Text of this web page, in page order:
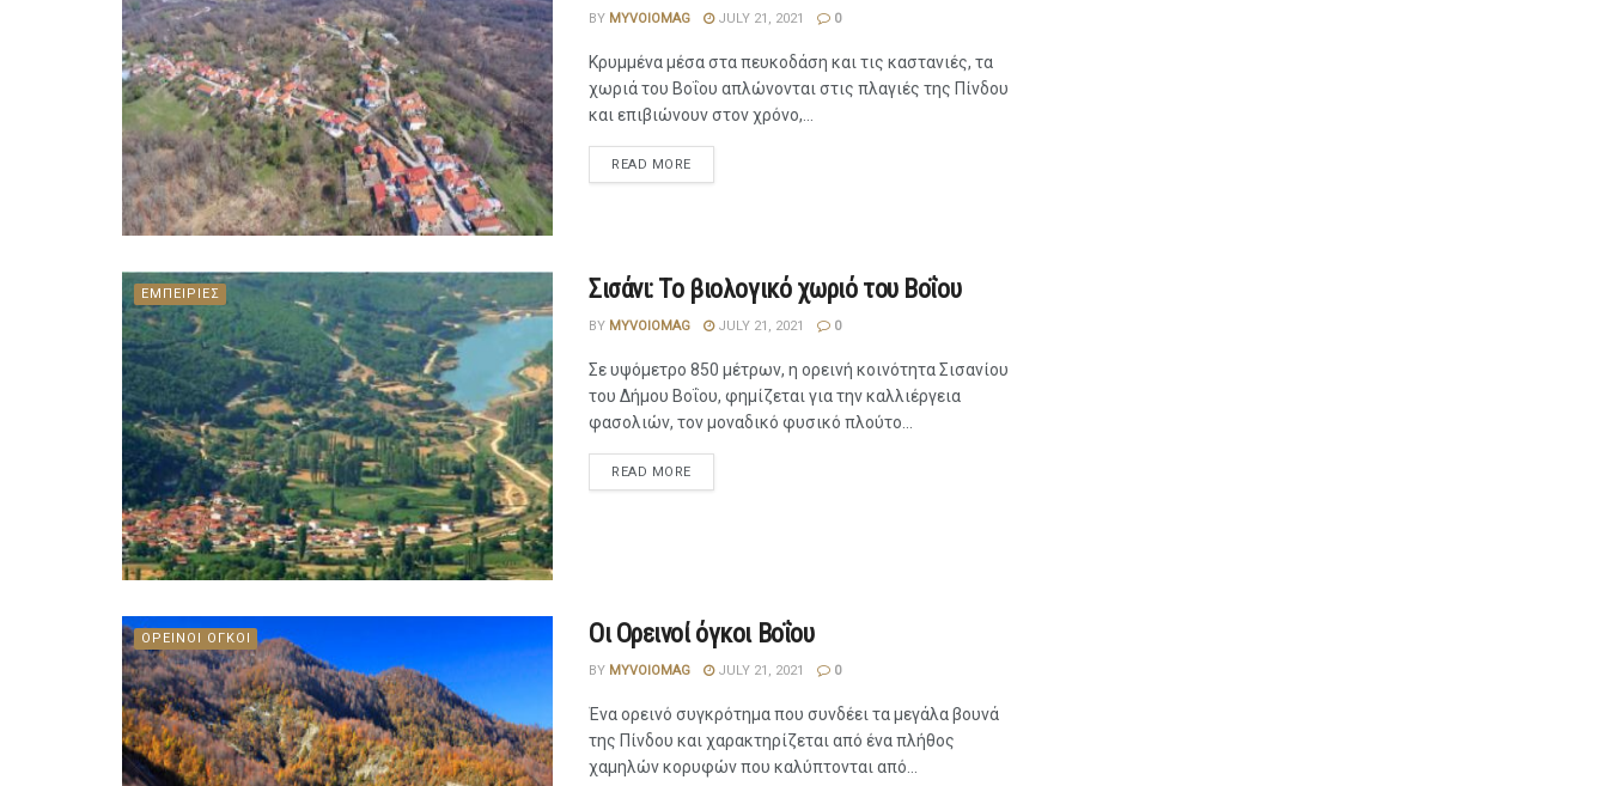
BY MYVOIOMAG JULY 21, 2021 0
Κρυμμένα μέσα στα πευκοδάση και τις καστανιές, τα
χωριά του Βοΐου απλώνονται στις πλαγιές της Πίνδου
και επιβιώνουν στον χρόνο,...
READ MORE
ΕΜΠΕΙΡΙΕΣ Σισάνι: Το βιολογικό χωριό του Βοΐου
BY MYVOIOMAG JULY 21, 2021 0
Σε υψόμετρο 850 μέτρων, η ορεινή κοινότητα Σισανίου
του Δήμου Βοΐου, φημίζεται για την καλλιέργεια
φασολιών, τον μοναδικό φυσικό πλούτο...
READ MORE
ΟΡΕΙΝΟΙ ΟΓΚΟΙ Οι Ορεινοί όγκοι Βοΐου
BY MYVOIOMAG JULY 21, 2021 0
Ένα ορεινό συγκρότημα που συνδέει τα μεγάλα βουνά
της Πίνδου και χαρακτηρίζεται από ένα πλήθος
χαμηλών κορυφών που καλύπτονται από...